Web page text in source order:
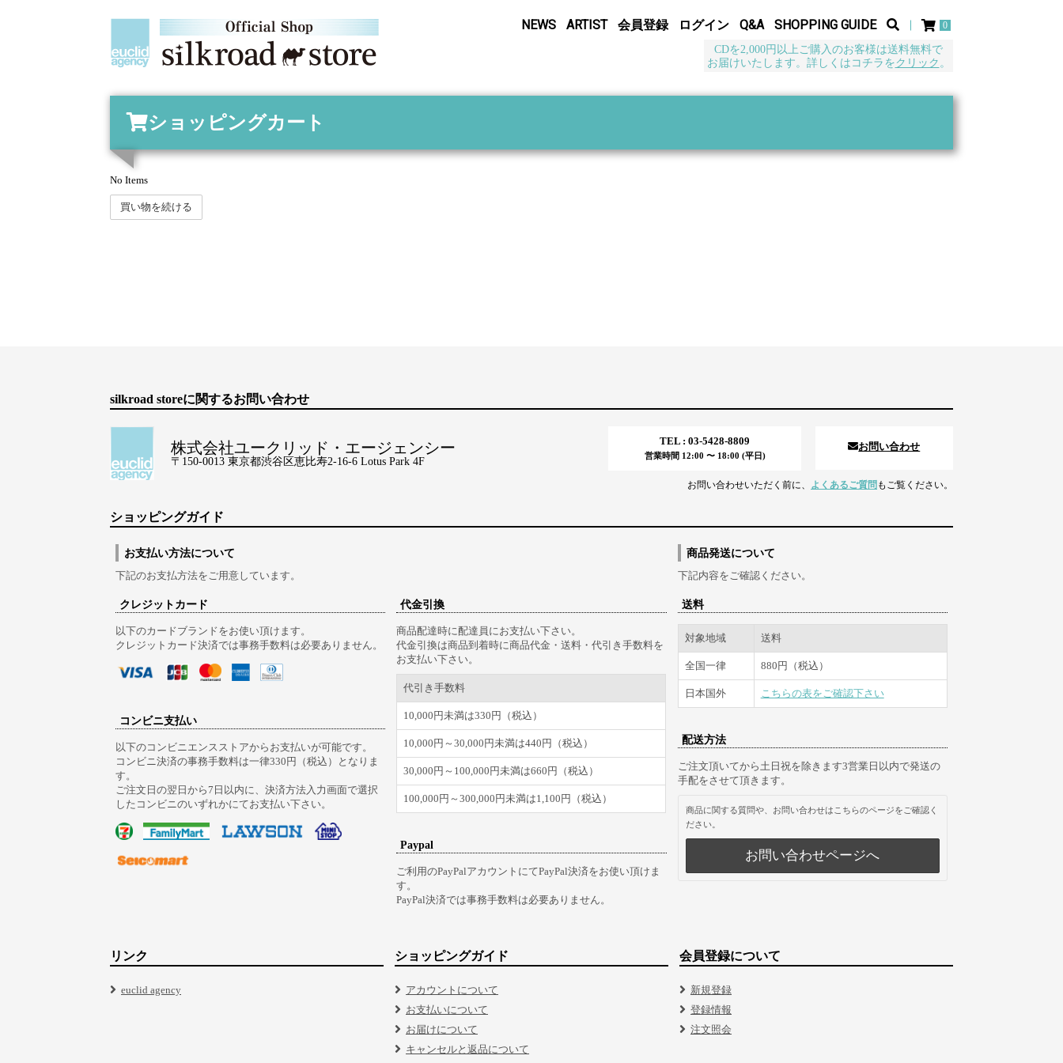
NEWS ARTIST 会員登録 ログイン Q&A SHOPPING GUIDE 0
CDを2,000円以上ご購入のお客様は送料無料で
お届けいたします。詳しくはコチラをクリック 。
ショッピングカート
No Items
買い物を続ける
silkroad storeに関するお問い合わせ
株式会社ユークリッド・エージェンシー
〒150-0013 東京都渋谷区恵比寿2-16-6 Lotus Park 4F
TEL : 03-5428-8809
営業時間 12:00 〜 18:00 (平日)
お問い合わせ
お問い合わせいただく前に、 よくあるご質問 もご覧ください。
ショッピングガイド
お支払い方法について
下記のお支払方法をご用意しています。
クレジットカード
以下のカードブランドをお使い頂けます。
クレジットカード決済では事務手数料は必要ありません。
コンビニ支払い
以下のコンビニエンスストアからお支払いが可能です。
コンビニ決済の事務手数料は一律330円（税込）となりま
す。
ご注文日の翌日から7日以内に、決済方法入力画面で選択
したコンビニのいずれかにてお支払い下さい。
代金引換
商品配達時に配達員にお支払い下さい。
代金引換は商品到着時に商品代金・送料・代引き手数料を
お支払い下さい。
代引き手数料
10,000円未満は330円（税込）
10,000円～30,000円未満は440円（税込）
30,000円～100,000円未満は660円（税込）
100,000円～300,000円未満は1,100円（税込）
Paypal
ご利用のPayPalアカウントにてPayPal決済をお使い頂けま
す。
PayPal決済では事務手数料は必要ありません。
商品発送について
下記内容をご確認ください。
送料
対象地域 送料
全国一律 880円（税込）
日本国外 こちらの表をご確認下さい
配送方法
ご注文頂いてから土日祝を除きます3営業日以内で発送の
手配をさせて頂きます。
商品に関する質問や、お問い合わせはこちらのページをご確認く
ださい。
お問い合わせページへ
リンク
euclid agency
ショッピングガイド
アカウントについて
お支払いについて
お届けについて
キャンセルと返品について
会員登録について
新規登録
登録情報
注文照会